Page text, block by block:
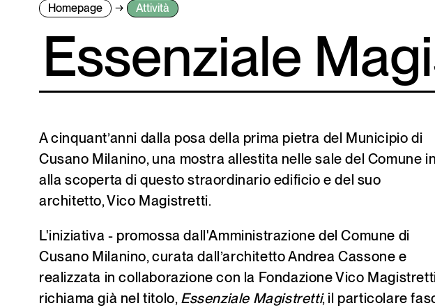
Homepage Attività
Essenziale
A cinquant’anni dalla posa della prima pietra del Municipio di
Cusano Milanino, una mostra allestita nelle sale del Comune
alla scoperta di questo straordinario edificio e del suo
architetto, Vico Magistretti.
L'iniziativa - promossa dall'Amministrazione del Comune di
Cusano Milanino, curata dall’architetto Andrea Cassone e
realizzata in collaborazione con la Fondazione Vico
richiama già nel titolo, Essenziale Magistretti, il particolare